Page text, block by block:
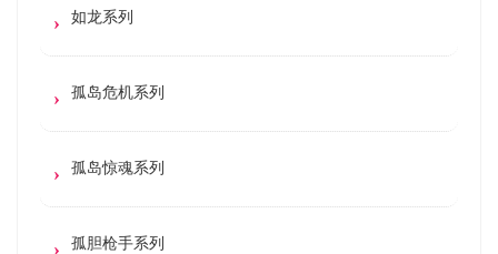
如龙系列
孤岛危机系列
孤岛惊魂系列
孤胆枪手系列